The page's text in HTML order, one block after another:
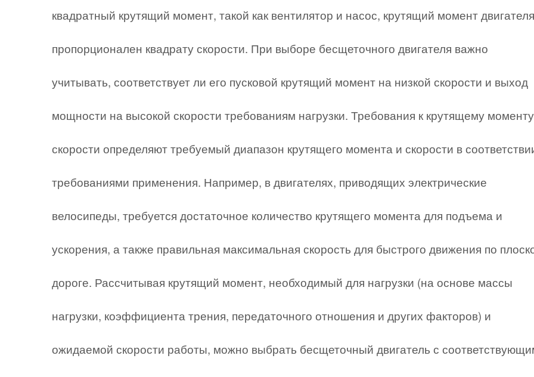
квадратный крутящий момент, такой как вентилятор и насос, крутящий момент двигателя
пропорционален квадрату скорости. При выборе бесщеточного двигателя важно
учитывать, соответствует ли его пусковой крутящий момент на низкой скорости и выход
мощности на высокой скорости требованиям нагрузки. Требования к крутящему
скорости определяют требуемый диапазон крутящего момента и скорости в
требованиями применения. Например, в двигателях, приводящих электрические
велосипеды, требуется достаточное количество крутящего момента для подъема и
ускорения, а также правильная максимальная скорость для быстрого движения по
дороге. Рассчитывая крутящий момент, необходимый для нагрузки (на основе массы
нагрузки, коэффициента трения, передаточного отношения и других факторов) и
ожидаемой скорости работы, можно выбрать бесщеточный двигатель с